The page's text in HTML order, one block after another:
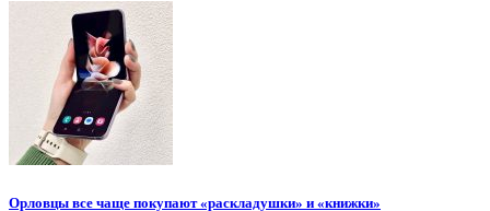
Орловцы все чаще покупают «раскладушки» и «книжки»